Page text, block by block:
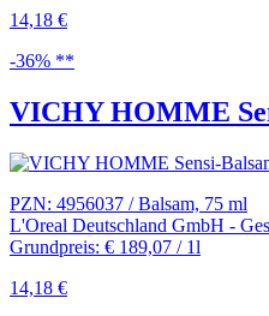
14,18 €
-36% **
VICHY HOMME
PZN: 4956037 / Balsam, 75 ml
L'Oreal Deutschland GmbH -
Grundpreis: € 189,07 / 1l
14,18 €